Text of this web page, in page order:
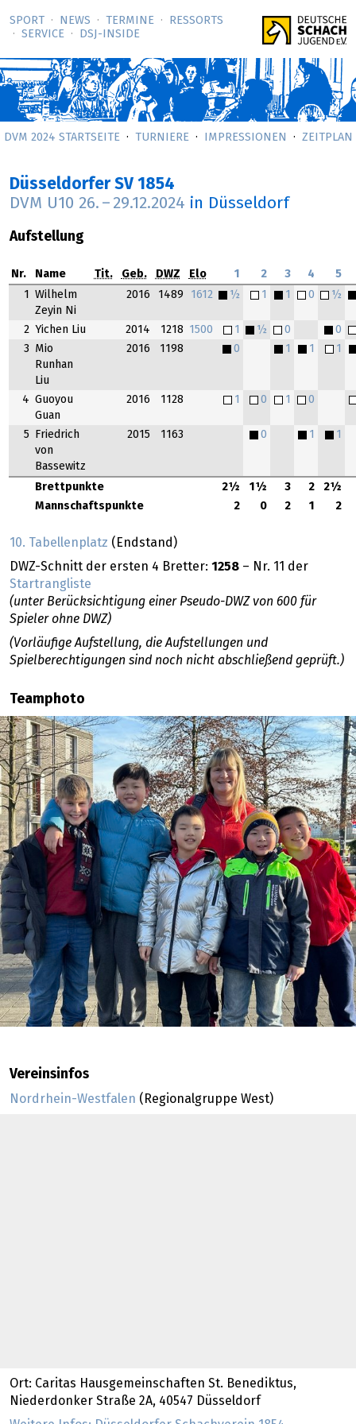
SPORT NEWS TERMINE
RESSORTS
SERVICE
DSJ-­INSIDE
DVM 2024 STARTSEITE TURNIERE IMPRESSIONEN ZEITPLAN
Düsseldorfer SV 1854
DVM U10 26. – 29.12.2024 in Düsseldorf
Aufstellung
Nr. Name Tit. Geb. DWZ Elo 1 2 3 4 5
Brettpunkte 2½ 1½ 3 2
2½
Mannschaftspunkte
2 0 2 1 2
1
Wilhelm
Zeyin Ni
2016 1489 1612 ½ 1 1 0 ½
2 Yichen Liu 2014 1218 1500 1 ½ 0
0
3
Mio
Runhan
Liu
2016 1198 0 1 1 1
4 Guoyou
Guan
2016 1128 1 0 1 0
5
Friedrich
von
Bassewitz
2015 1163 0 1 1
10. Tabellenplatz (Endstand)
DWZ-Schnitt der ersten 4 Bretter: 1258 – Nr. 11 der
Startrangliste
(unter Berücksichtigung einer Pseudo-DWZ von 600 für
Spieler ohne DWZ)
(Vorläufige Aufstellung, die Aufstellungen und
Spielberechtigungen sind noch nicht abschließend geprüft.)
Teamphoto
Vereinsinfos
Nordrhein-Westfalen (Regionalgruppe West)
Ort: Caritas Hausgemeinschaften St. Benediktus,
Niederdonker Straße 2A, 40547 Düsseldorf